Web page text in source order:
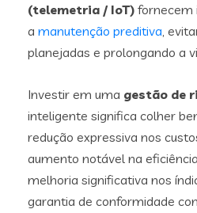
(telemetria / IoT) fornecem
a manutenção preditiva ,
planejadas e prolongando a
Investir em uma gestão de
inteligente significa colher
redução expressiva nos
aumento notável na
melhoria significativa nos
garantia de conformidade